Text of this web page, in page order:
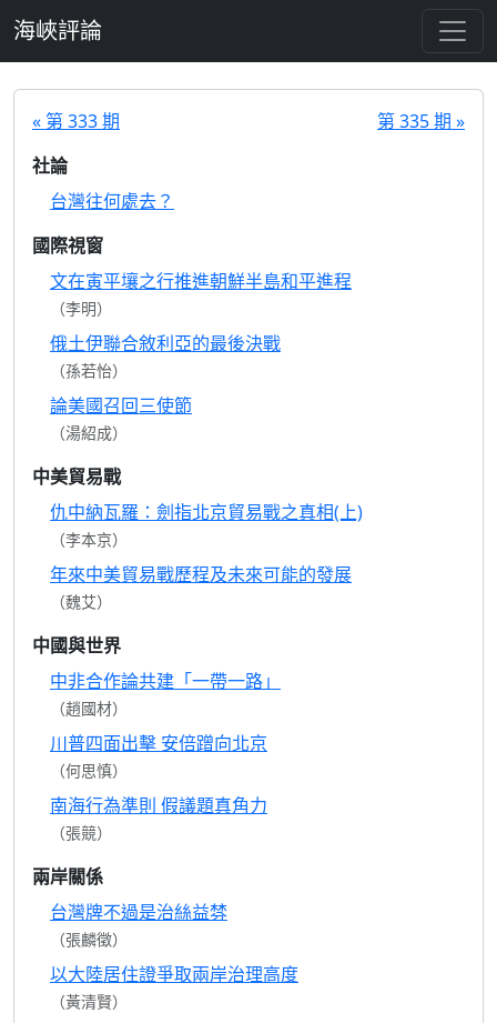
海峽評論
« 第 333 期
第 335 期 »
社論
台灣往何處去？
國際視窗
文在寅平壤之行推進朝鮮半島和平進程
（李明）
俄土伊聯合敘利亞的最後決戰
（孫若怡）
論美國召回三使節
（湯紹成）
中美貿易戰
仇中納瓦羅：劍指北京貿易戰之真相(上)
（李本京）
年來中美貿易戰歷程及未來可能的發展
（魏艾）
中國與世界
中非合作論共建「一帶一路」
（趙國材）
川普四面出擊 安倍蹭向北京
（何思慎）
南海行為準則 假議題真角力
（張競）
兩岸關係
台灣牌不過是治絲益棼
（張麟徵）
以大陸居住證爭取兩岸治理高度
（黃清賢）